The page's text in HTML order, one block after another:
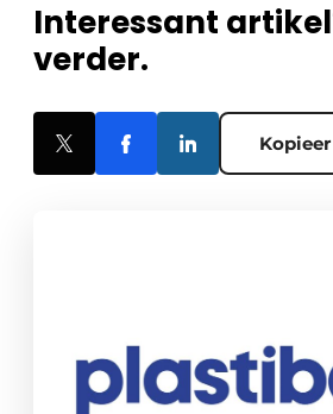
Interessant
verder.
Kopieer